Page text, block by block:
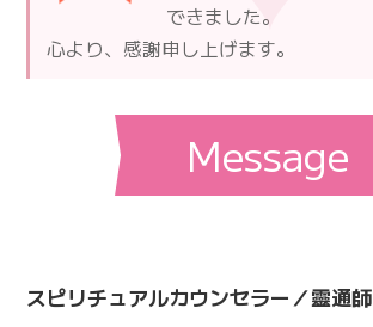
できました。
心より、感謝申し上げます。
Message
スピリチュアルカウンセラー／靈通師